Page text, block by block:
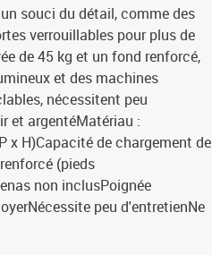
souci du détail, comme des
verrouillables pour plus de
de 45 kg et un fond renforcé,
et des machines
nécessitent peu
et argentéMatériau :
x H)Capacité de chargement de
(pieds
non inclusPoignée
peu d'entretienNe